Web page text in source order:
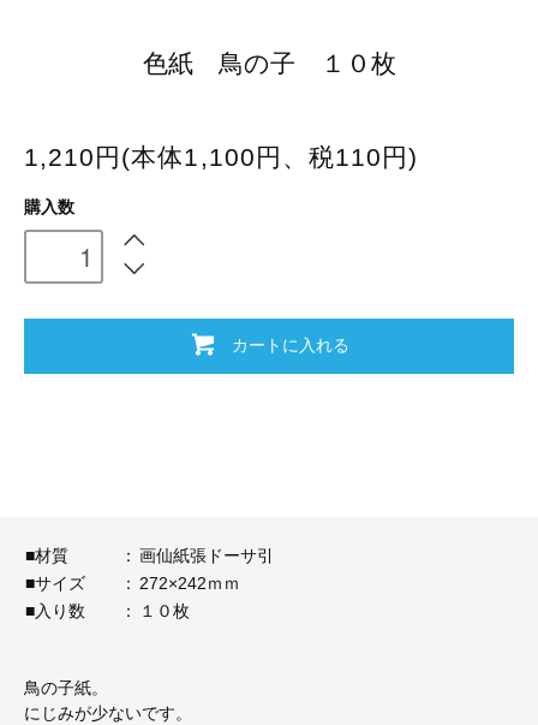
色紙 鳥の子 １０枚
1,210円(本体1,100円、税110円)
購入数
カートに入れる
■材質 ： 画仙紙張ドーサ引
■サイズ
： 272×242ｍｍ
■入り数
： １０枚
鳥の子紙。
にじみが少ないです。